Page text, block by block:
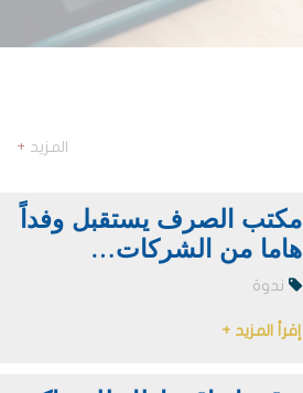
المزيد +
مكتب الصرف يستقبل وفداً
هاما من الشركات…
ندوة
إقرأ المزيد +